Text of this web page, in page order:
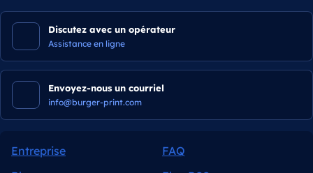
Discutez avec un opérateur
Assistance en ligne
Envoyez-nous un courriel
info@burger-print.com
Entreprise
FAQ